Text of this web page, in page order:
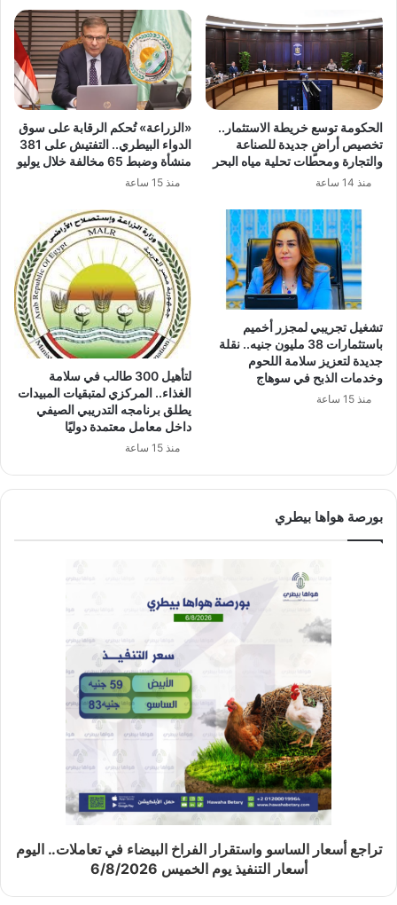
الحكومة توسع خريطة الاستثمار..
تخصيص أراضٍ جديدة للصناعة
والتجارة ومحطات تحلية مياه البحر
منذ 14 ساعة
«الزراعة» تُحكم الرقابة على سوق
الدواء البيطري.. التفتيش على 381
منشأة وضبط 65 مخالفة خلال يوليو
منذ 15 ساعة
تشغيل تجريبي لمجزر أخميم
باستثمارات 38 مليون جنيه.. نقلة
جديدة لتعزيز سلامة اللحوم
وخدمات الذبح في سوهاج
منذ 15 ساعة
لتأهيل 300 طالب في سلامة
الغذاء.. المركزي لمتبقيات المبيدات
يطلق برنامجه التدريبي الصيفي
داخل معامل معتمدة دوليًا
منذ 15 ساعة
بورصة هواها بيطري
تراجع أسعار الساسو واستقرار الفراخ البيضاء في تعاملات.. اليوم
أسعار التنفيذ يوم الخميس 6/8/2026